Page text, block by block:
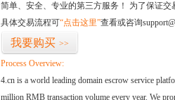
简单、安全、专业的第三方服务！ 为了保证
具体交易流程可“点击这里”查看或咨询
我要购买 >>
Process Overview:
4.cn is a world leading domain escrow service
million RMB transaction volume every year. We